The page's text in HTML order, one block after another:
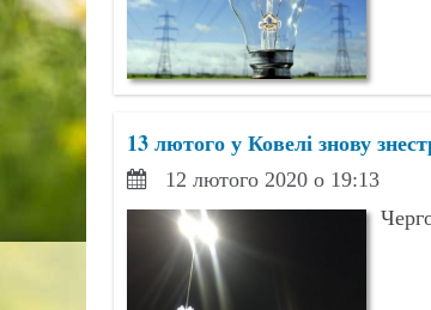
13 лютого у Ковелі знову
12 лютого 2020 о 19:13